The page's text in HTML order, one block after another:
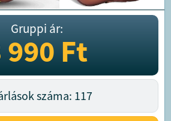
Gruppi ár:
990Ft
száma: 117